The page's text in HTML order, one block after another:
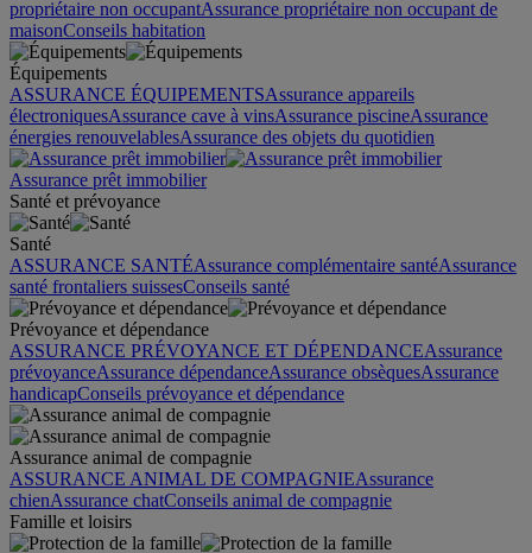
propriétaire non occupantAssurance propriétaire non occupant de
maisonConseils habitation
Équipements
ASSURANCE ÉQUIPEMENTSAssurance appareils
électroniquesAssurance cave à vinsAssurance piscineAssurance
énergies renouvelablesAssurance des objets du quotidien
Assurance prêt immobilier
Santé et prévoyance
Santé
ASSURANCE SANTÉAssurance complémentaire santéAssurance
santé frontaliers suissesConseils santé
Prévoyance et dépendance
ASSURANCE PRÉVOYANCE ET DÉPENDANCEAssurance
prévoyanceAssurance dépendanceAssurance obsèquesAssurance
handicapConseils prévoyance et dépendance
Assurance animal de compagnie
ASSURANCE ANIMAL DE COMPAGNIEAssurance
chienAssurance chatConseils animal de compagnie
Famille et loisirs